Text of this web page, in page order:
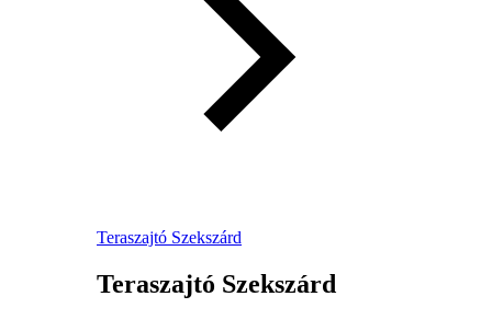
Teraszajtó Szekszárd
Teraszajtó Szekszárd